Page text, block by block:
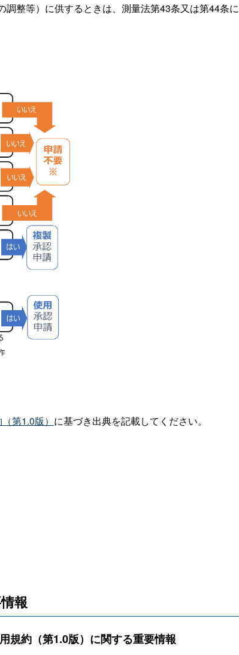
整等）に供するときは、測量法第43条又は第44条
第1.0版） に基づき出典を記載してください。
報
規約（第1.0版）に関する重要情報